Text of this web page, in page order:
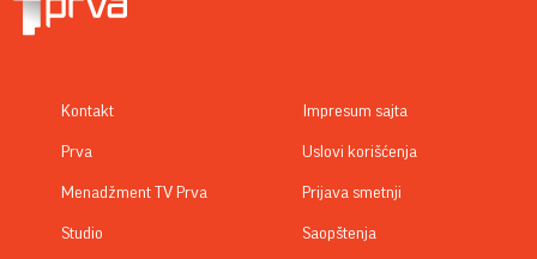
Kontakt
Prva
Menadžment TV Prva
Studio
Impresum sajta
Uslovi korišćenja
Prijava smetnji
Saopštenja